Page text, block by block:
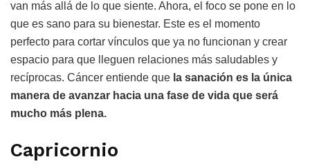
van más allá de lo que siente. Ahora, el foco se pone en lo
que es sano para su bienestar. Este es el momento
perfecto para cortar vínculos que ya no funcionan y crear
espacio para que lleguen relaciones más saludables y
recíprocas. Cáncer entiende que la sanación es la única
manera de avanzar hacia una fase de vida que será
mucho más plena.
Capricornio